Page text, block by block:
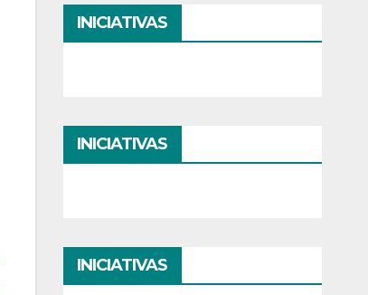
INICIATIVAS
INICIATIVAS
INICIATIVAS